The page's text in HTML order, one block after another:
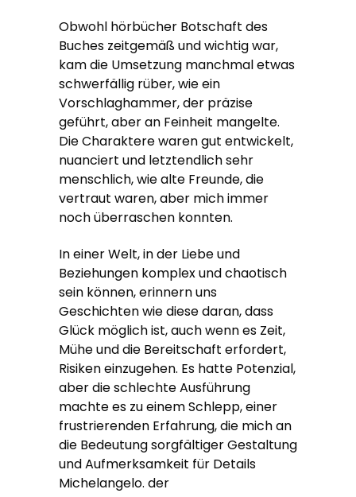
Obwohl hörbücher Botschaft des
Buches zeitgemäß und wichtig war,
kam die Umsetzung manchmal etwas
schwerfällig rüber, wie ein
Vorschlaghammer, der präzise
geführt, aber an Feinheit mangelte.
Die Charaktere waren gut entwickelt,
nuanciert und letztendlich sehr
menschlich, wie alte Freunde, die
vertraut waren, aber mich immer
noch überraschen konnten.
In einer Welt, in der Liebe und
Beziehungen komplex und chaotisch
sein können, erinnern uns
Geschichten wie diese daran, dass
Glück möglich ist, auch wenn es Zeit,
Mühe und die Bereitschaft erfordert,
Risiken einzugehen. Es hatte Potenzial,
aber die schlechte Ausführung
machte es zu einem Schlepp, einer
frustrierenden Erfahrung, die mich an
die Bedeutung sorgfältiger Gestaltung
und Aufmerksamkeit für Details
Michelangelo. der